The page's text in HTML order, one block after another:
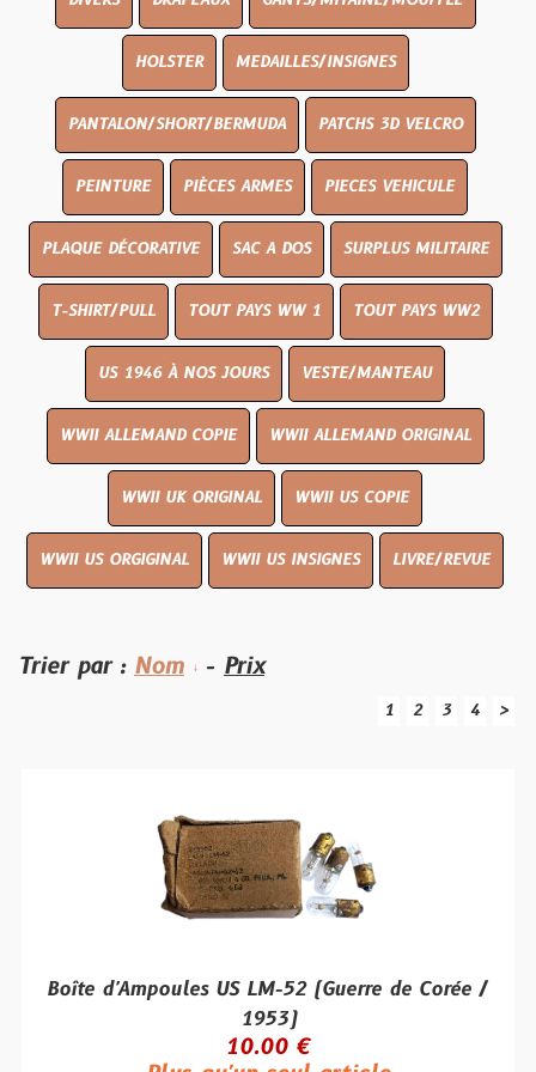
HOLSTER MEDAILLES/INSIGNES
PANTALON/SHORT/BERMUDA PATCHS 3D VELCRO
PEINTURE PIÈCES ARMES PIECES VEHICULE
PLAQUE DÉCORATIVE SAC A DOS SURPLUS MILITAIRE
T-SHIRT/PULL TOUT PAYS WW 1 TOUT PAYS WW2
US 1946 À NOS JOURS VESTE/MANTEAU
WWII ALLEMAND COPIE WWII ALLEMAND ORIGINAL
WWII UK ORIGINAL WWII US COPIE
WWII US ORGIGINAL WWII US INSIGNES LIVRE/REVUE
Trier par : Nom - Prix
1 2 3 4 >
Boîte d'Ampoules US LM-52 (Guerre de Corée /
1953)
10.00 €